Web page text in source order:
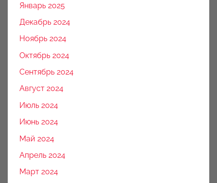
Январь 2025
Декабрь 2024
Ноябрь 2024
Октябрь 2024
Сентябрь 2024
Август 2024
Июль 2024
Июнь 2024
Май 2024
Апрель 2024
Март 2024